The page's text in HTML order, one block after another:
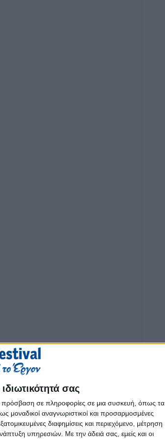
σας
πρόσβαση σε πληροφορίες σε μια συσκευή, όπως τα
μοναδικοί αναγνωριστικοί και προσαρμοσμένες
διαφημίσεις και περιεχόμενο, μέτρηση
υπηρεσιών. Με την άδειά σας, εμείς και οι